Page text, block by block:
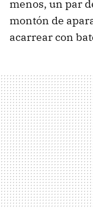
menos, un par
montón de
acarrear con